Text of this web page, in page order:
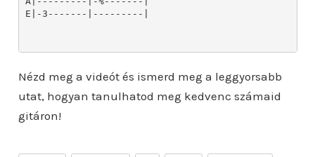
Nézd meg a videót és ismerd meg a leggyorsabb
utat, hogyan tanulhatod meg kedvenc számaid
gitáron!